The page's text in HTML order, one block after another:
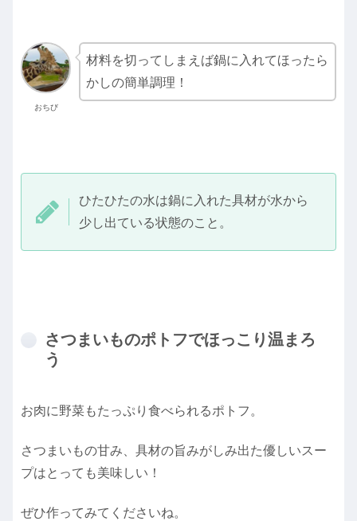
おちび
材料を切ってしまえば鍋に入れてほったら
かしの簡単調理！
ひたひたの水は鍋に入れた具材が水から
少し出ている状態のこと。
さつまいものポトフでほっこり温まろ
う
お肉に野菜もたっぷり食べられるポトフ。
さつまいもの甘み、具材の旨みがしみ出た優しいスー
プはとっても美味しい！
ぜひ作ってみてくださいね。